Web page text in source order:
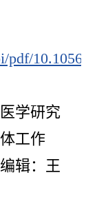
10.1056/
学研究
工作
辑：王